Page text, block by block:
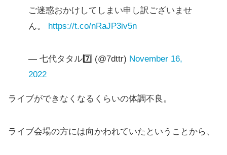
ご迷惑おかけしてしまい申し訳ございませ
ん。 https://t.co/nRaJP3iv5n
— 七代タタル7️⃣ (@7dttr) November 16,
2022
ライブができなくなるくらいの体調不良。
ライブ会場の方には向かわれていたということから、